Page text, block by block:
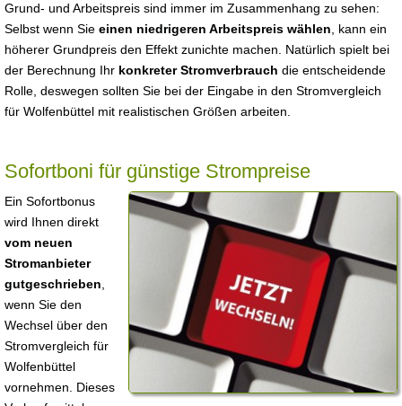
Grund- und Arbeitspreis sind immer im Zusammenhang zu sehen:
Selbst wenn Sie einen niedrigeren Arbeitspreis wählen , kann ein
höherer Grundpreis den Effekt zunichte machen. Natürlich spielt bei
der Berechnung Ihr konkreter Stromverbrauch die entscheidende
Rolle, deswegen sollten Sie bei der Eingabe in den Stromvergleich
für Wolfenbüttel mit realistischen Größen arbeiten.
Sofortboni für günstige Strompreise
Ein Sofortbonus
wird Ihnen direkt
vom neuen
Stromanbieter
gutgeschrieben
wenn Sie den
Wechsel über den
Stromvergleich für
Wolfenbüttel
vornehmen. Dieses